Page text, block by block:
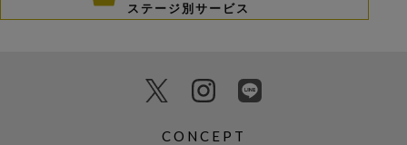
ステージ別サービス
CONCEPT